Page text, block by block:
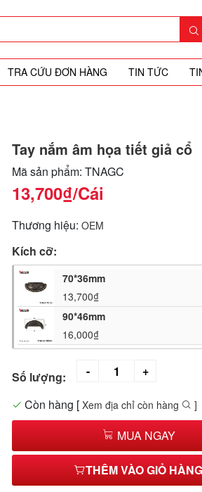
TRA CỨU ĐƠN HÀNG TIN TỨC
Tay nắm âm họa tiết giả cổ
Mã sản phẩm: TNAGC
13,700₫/Cái
Thương hiệu: OEM
Kích cỡ:
70*36mm
13,700₫
90*46mm
16,000₫
Số lượng:
Còn hàng [ Xem địa chỉ còn hàng ]
MUA NGAY
THÊM VÀO GIỎ HÀNG